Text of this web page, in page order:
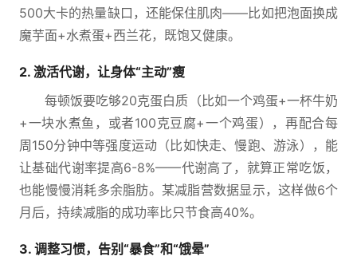
500大卡的热量缺口，还能保住肌肉——比如把泡面换成
魔芋面+水煮蛋+西兰花，既饱又健康。
2. 激活代谢，让身体“主动”瘦
每顿饭要吃够20克蛋白质（比如一个鸡蛋+一杯牛奶
+一块水煮鱼，或者100克豆腐+一个鸡蛋），再配合每
周150分钟中等强度运动（比如快走、慢跑、游泳），能
让基础代谢率提高6-8%——代谢高了，就算正常吃饭，
也能慢慢消耗多余脂肪。某减脂营数据显示，这样做6个
月后，持续减脂的成功率比只节食高40%。
3. 调整习惯，告别“暴食”和“饿晕”